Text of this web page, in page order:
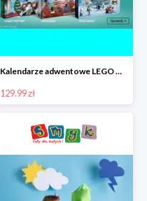
Kalendarze adwentowe LEGO w Smyku w super cenie
129.99 zł